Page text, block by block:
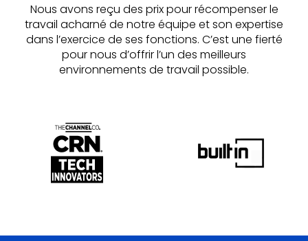
Nous avons reçu des prix pour récompenser le
travail acharné de notre équipe et son expertise
dans l’exercice de ses fonctions. C’est une fierté
pour nous d’offrir l’un des meilleurs
environnements de travail possible.